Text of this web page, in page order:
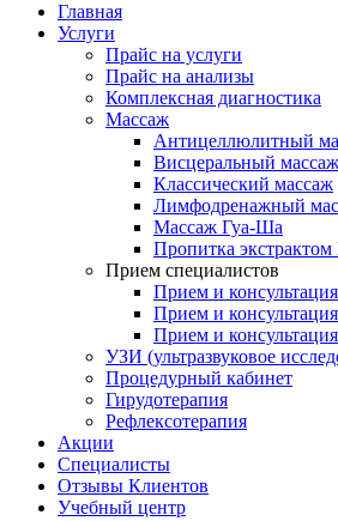
жизнь"Главная
Услуги
Прайс на услуги
Прайс на анализы
Комплексная диагностика
Массаж
Антицеллюлитный
Висцеральный массаж
Классический массаж
Лимфодренажный
Массаж Гуа-Ша
Пропитка
Прием специалистов
Прием и
Прием и
Прием и консультация
УЗИ (ультразвуковое
Процедурный кабинет
Гирудотерапия
Рефлексотерапия
Акции
Специалисты
Отзывы Клиентов
Учебный центр